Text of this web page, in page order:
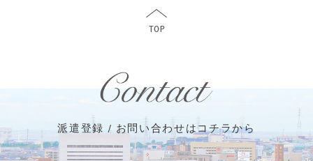
派遣登録 / お問い合わせはコチラから